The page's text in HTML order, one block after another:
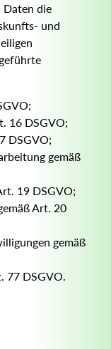
Daten die
und
16 DSGVO;
DSGVO;
gemäß
19 DSGVO;
Art. 20
gemäß
77 DSGVO.